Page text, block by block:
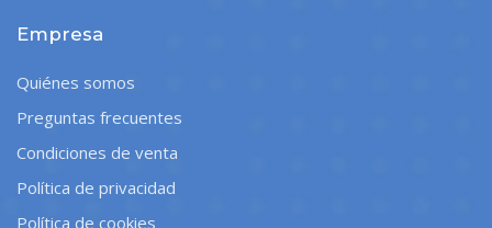
Empresa
Quiénes somos
Preguntas frecuentes
Condiciones de venta
Política de privacidad
Política de cookies